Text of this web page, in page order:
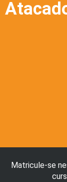
Matricule-se